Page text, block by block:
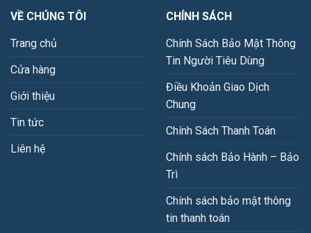
VỀ CHÚNG TÔI
Trang chủ
Cửa hàng
Giới thiệu
Tin tức
Liên hệ
CHÍNH SÁCH
Chính Sách Bảo Mật Thông
Tin Người Tiêu Dùng
Điều Khoản Giao Dịch
Chung
Chính Sách Thanh Toán
Chính sách Bảo Hành – Bảo
Trì
Chính sách bảo mật thông
tin thanh toán